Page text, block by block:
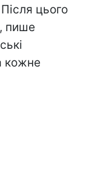
цього
пише
кожне